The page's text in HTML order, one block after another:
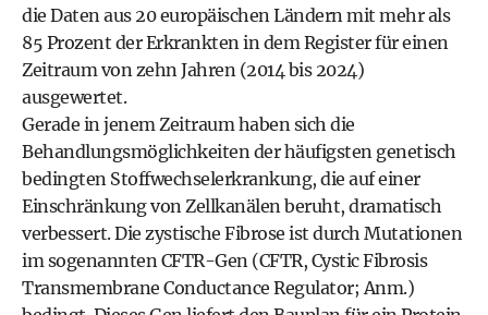
die Daten aus 20 europäischen Ländern mit mehr als
85 Prozent der Erkrankten in dem Register für einen
Zeitraum von zehn Jahren (2014 bis 2024)
ausgewertet.
Gerade in jenem Zeitraum haben sich die
Behandlungsmöglichkeiten der häufigsten genetisch
bedingten Stoffwechselerkrankung, die auf einer
Einschränkung von Zellkanälen beruht, dramatisch
verbessert. Die zystische Fibrose ist durch Mutationen
im sogenannten CFTR-Gen (CFTR, Cystic Fibrosis
Transmembrane Conductance Regulator; Anm.)